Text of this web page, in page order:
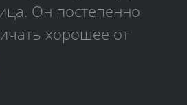
Он постепенно
хорошее от